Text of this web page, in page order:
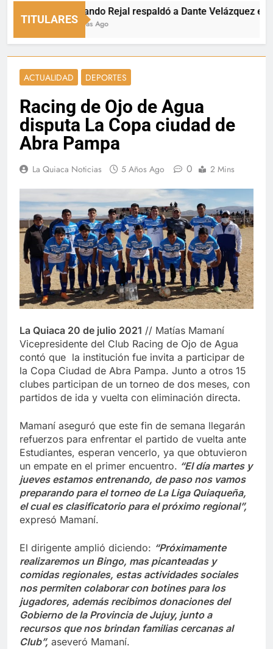
TITULARES
Fernando Rejal respaldó a Dante Velázquez en el
15 Horas Ago
ACTUALIDAD DEPORTES
Racing de Ojo de Agua
disputa La Copa ciudad de
Abra Pampa
La Quiaca Noticias 5 Años Ago 0 2 Mins
La Quiaca 20 de julio 2021 // Matías Mamaní
Vicepresidente del Club Racing de Ojo de Agua
contó que la institución fue invita a participar de
la Copa Ciudad de Abra Pampa. Junto a otros 15
clubes participan de un torneo de dos meses, con
partidos de ida y vuelta con eliminación directa.
Mamaní aseguró que este fin de semana llegarán
refuerzos para enfrentar el partido de vuelta ante
Estudiantes, esperan vencerlo, ya que obtuvieron
un empate en el primer encuentro. “El día martes y
jueves estamos entrenando, de paso nos vamos
preparando para el torneo de La Liga Quiaqueña,
el cual es clasificatorio para el próximo regional”,
expresó Mamaní.
El dirigente amplió diciendo: “Próximamente
realizaremos un Bingo, mas picanteadas y
comidas regionales, estas actividades sociales
nos permiten colaborar con botines para los
jugadores, además recibimos donaciones del
Gobierno de la Provincia de Jujuy, junto a
recursos que nos brindan familias cercanas al
Club”, aseveró Mamaní.